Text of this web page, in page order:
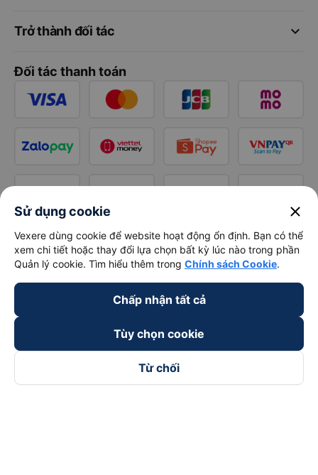
keyboard_arrow_down
Trở thành đối tác
Đối tác thanh toán
Sử dụng cookie close
Vexere dùng cookie để website hoạt động ổn định. Bạn có thể
xem chi tiết hoặc thay đổi lựa chọn bất kỳ lúc nào trong phần
Quản lý cookie. Tìm hiểu thêm trong Chính sách Cookie.
Chấp nhận tất cả
Tùy chọn cookie
Từ chối